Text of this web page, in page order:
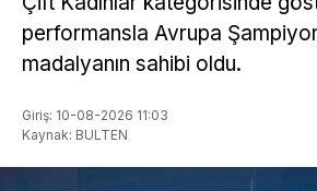
performansla Avrupa
madalyanın sahibi oldu.
Giriş: 10-08-2026 11:03
Kaynak: BULTEN